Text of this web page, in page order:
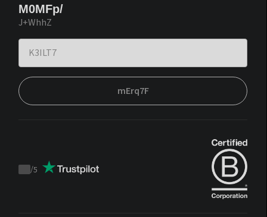
M0MFp/
J+WhhZ
mErq7F
Trustpilot
/5